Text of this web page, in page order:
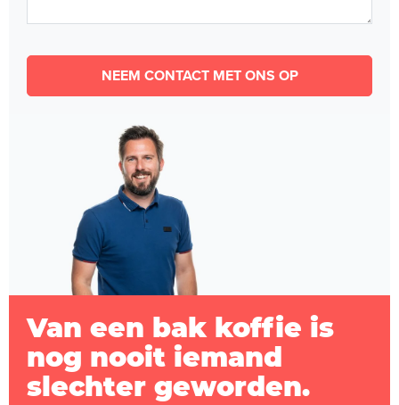
NEEM CONTACT MET ONS OP
Van een bak koffie is
nog nooit iemand
slechter geworden.